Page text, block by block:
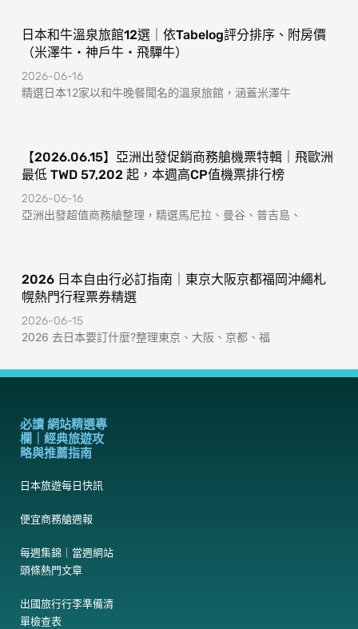
日本和牛溫泉旅館12選｜依Tabelog評分排序、附房價
（米澤牛・神戶牛・飛驒牛）
2026-06-16
精選日本12家以和牛晚餐聞名的溫泉旅館，涵蓋米澤牛
【2026.06.15】亞洲出發促銷商務艙機票特輯｜飛歐洲
最低 TWD 57,202 起，本週高CP值機票排行榜
2026-06-16
亞洲出發超值商務艙整理，精選馬尼拉、曼谷、普吉島、
2026 日本自由行必訂指南｜東京大阪京都福岡沖繩札
幌熱門行程票券精選
2026-06-15
2026 去日本要訂什麼?整理東京、大阪、京都、福
必讀 網站精選專
欄｜經典旅遊攻
略與推薦指南
日本旅遊每日快訊
便宜商務艙週報
每週集錦｜當週網站
頭條熱門文章
出國旅行行李準備清
單檢查表